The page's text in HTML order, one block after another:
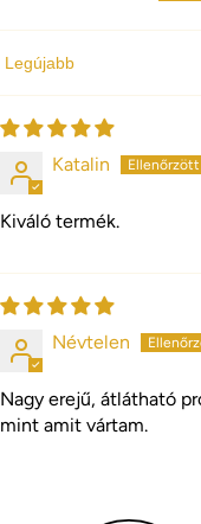
Sort by
Katalin
Kiváló termék.
Névtelen
Nagy erejű, átlátható
mint amit vártam.